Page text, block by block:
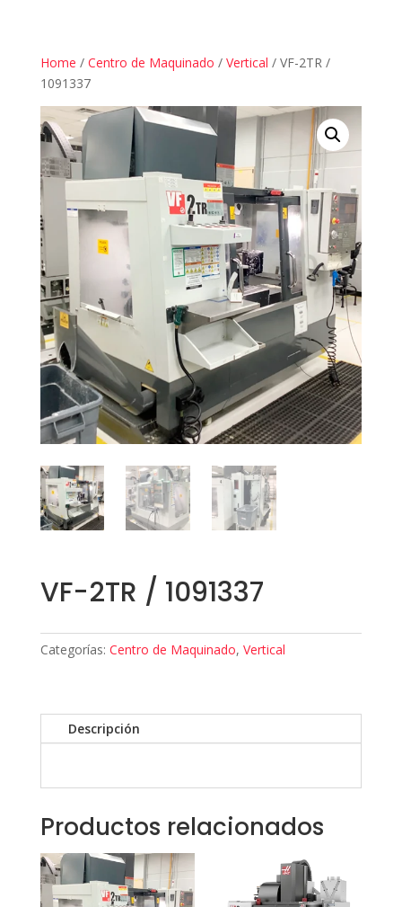
Home / Centro de Maquinado / Vertical / VF-2TR /
1091337
VF-2TR / 1091337
Categorías: Centro de Maquinado, Vertical
Descripción
Productos relacionados